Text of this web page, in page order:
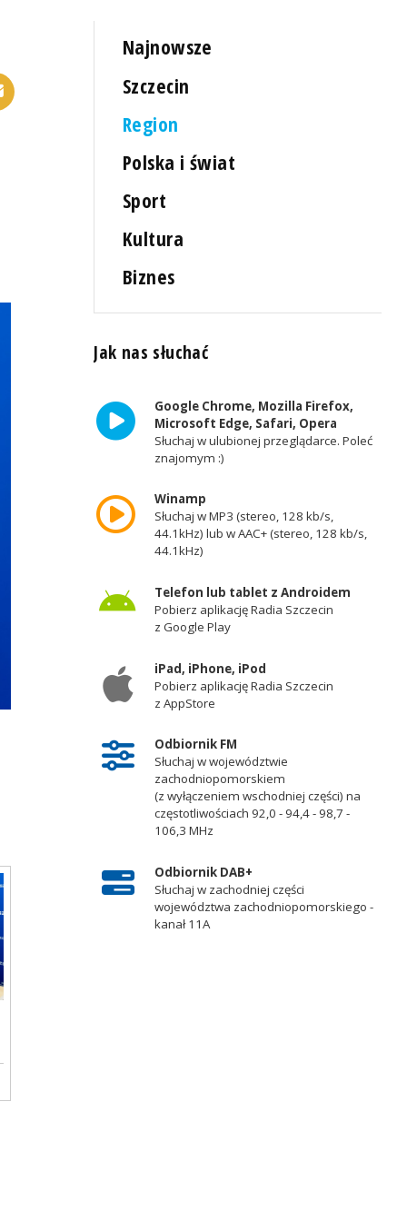
Najnowsze
Szczecin
Region
Polska i świat
Sport
Kultura
Biznes
Jak nas słuchać
Google Chrome, Mozilla Firefox,
Microsoft Edge, Safari, Opera
Słuchaj w ulubionej przeglądarce. Poleć
znajomym :)
Winamp
Słuchaj w MP3 (stereo, 128 kb/s,
44.1kHz) lub w AAC+ (stereo, 128 kb/s,
44.1kHz)
Telefon lub tablet z Androidem
Pobierz aplikację Radia Szczecin
z Google Play
iPad, iPhone, iPod
Pobierz aplikację Radia Szczecin
z AppStore
Odbiornik FM
Słuchaj w województwie
zachodniopomorskiem
(z wyłączeniem wschodniej części) na
częstotliwościach 92,0 - 94,4 - 98,7 -
106,3 MHz
Odbiornik DAB+
Słuchaj w zachodniej części
województwa zachodniopomorskiego -
kanał 11A